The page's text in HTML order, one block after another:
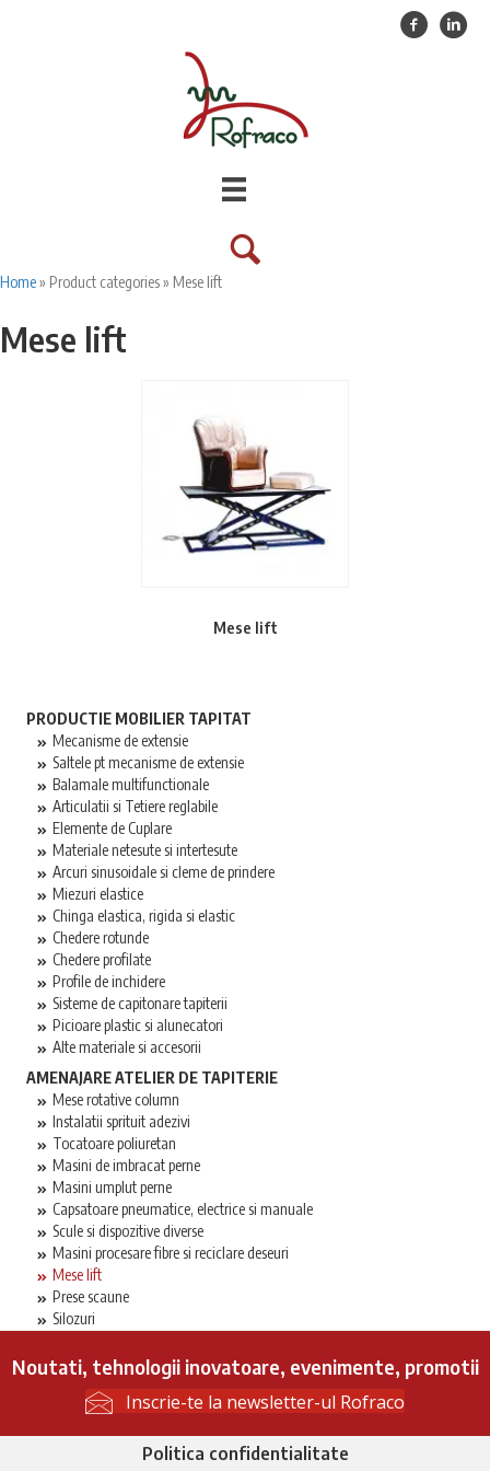
FacebookLinkedin
Home» Product categories» Mese lift
PRODUCTIE MOBILIER TAPITAT
Mecanisme de extensie
Saltele pt mecanisme de extensie
Balamale multifunctionale
Articulatii si Tetiere reglabile
Elemente de Cuplare
Materiale netesute si intertesute
Arcuri sinusoidale si cleme de prindere
Miezuri elastice
Chinga elastica, rigida si elastic
Chedere rotunde
Chedere profilate
Profile de inchidere
Sisteme de capitonare tapiterii
Picioare plastic si alunecatori
Alte materiale si accesorii
AMENAJARE ATELIER DE TAPITERIE
Mese rotative column
Instalatii sprituit adezivi
Tocatoare poliuretan
Masini de imbracat perne
Masini umplut perne
Capsatoare pneumatice, electrice si manuale
Scule si dispozitive diverse
Masini procesare fibre si reciclare deseuri
Mese lift
Prese scaune
Silozuri
Mese lift
Mese lift
Noutati, tehnologii inovatoare, evenimente, promotii
Inscrie-te la newsletter-ul Rofraco
Politica confidentialitate